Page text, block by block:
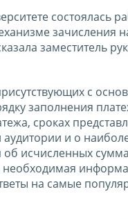
состоялась
зачисления
заместитель
с
заполнения
сроках
аудитории и о
исчисленных
необходимая
на самые